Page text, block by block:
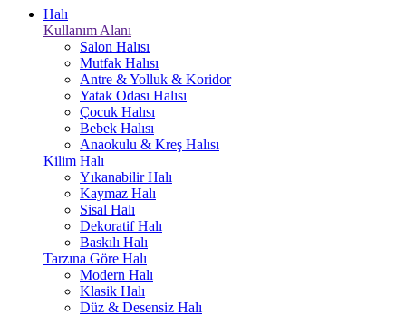
Halı
Kullanım Alanı
Salon Halısı
Mutfak Halısı
Antre & Yolluk & Koridor
Yatak Odası Halısı
Çocuk Halısı
Bebek Halısı
Anaokulu & Kreş Halısı
Kilim Halı
Yıkanabilir Halı
Kaymaz Halı
Sisal Halı
Dekoratif Halı
Baskılı Halı
Tarzına Göre Halı
Modern Halı
Klasik Halı
Düz & Desensiz Halı